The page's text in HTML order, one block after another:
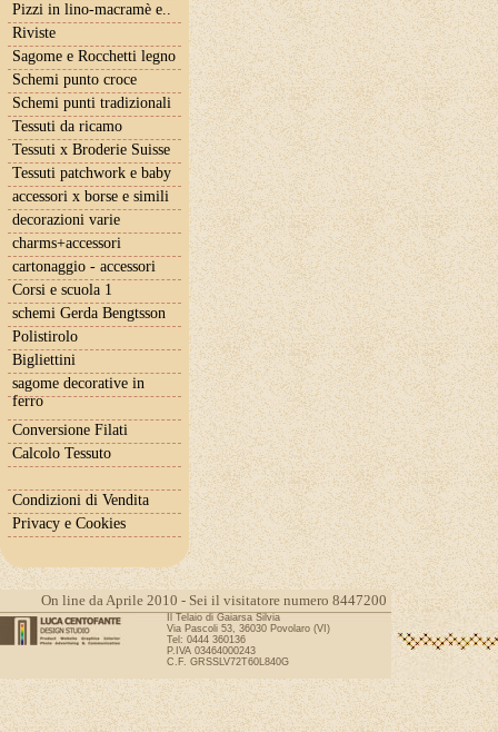
Pizzi in lino-macramè e..
Riviste
Sagome e Rocchetti legno
Schemi punto croce
Schemi punti tradizionali
Tessuti da ricamo
Tessuti x Broderie Suisse
Tessuti patchwork e baby
accessori x borse e simili
decorazioni varie
charms+accessori
cartonaggio - accessori
Corsi e scuola 1
schemi Gerda Bengtsson
Polistirolo
Bigliettini
sagome decorative in
ferro
Conversione Filati
Calcolo Tessuto
Condizioni di Vendita
Privacy e Cookies
On line da Aprile 2010 - Sei il visitatore numero 8447200
Il Telaio di Gaiarsa Silvia
Via Pascoli 53, 36030 Povolaro (VI)
Tel: 0444 360136
P.IVA 03464000243
C.F. GRSSLV72T60L840G